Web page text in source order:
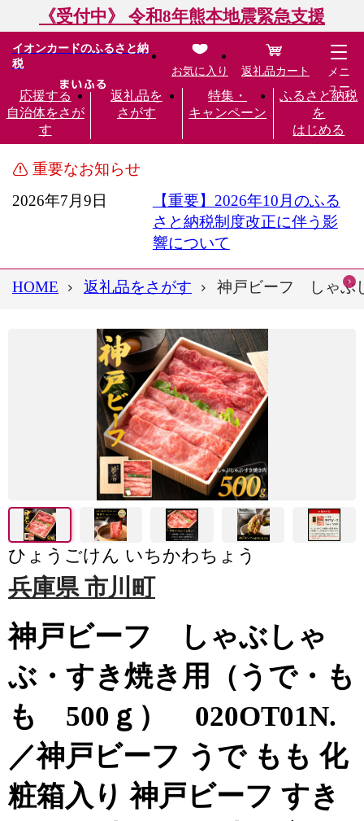
《受付中》 令和8年熊本地震緊急支援
イオンカードのふるさと納
税
応援する
自治体をさが
す
返礼品を
さがす
特集・
キャンペーン
ふるさと納税
を
はじめる
お気に入り 返礼品カート
メニ
ュー
重要なお知らせ
2026年7月9日
【重要】2026年10月のふる
さと納税制度改正に伴う影
響について
HOME 返礼品をさがす 神戸ビーフ しゃぶ
ひょうごけん いちかわちょう
兵庫県 市川町
神戸ビーフ しゃぶしゃ
ぶ・すき焼き用（うで・も
も 500ｇ） 020OT01N.
／神戸ビーフ うで もも 化
粧箱入り 神戸ビーフ すき